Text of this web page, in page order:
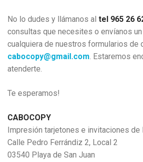
No lo dudes y llámanos al tel 965 26
consultas que necesites o envíanos
cualquiera de nuestros formularios de
cabocopy@gmail.com. Estaremos
atenderte.
Te esperamos!
CABOCOPY
Impresión tarjetones e invitaciones de
Calle Pedro Ferrándiz 2, Local 2
03540 Playa de San Juan